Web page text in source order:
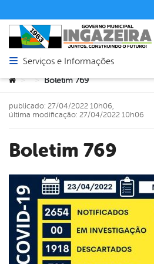
Abrir menu principal de navegação
Serviços e Informações
Você está aqui:
> > Boletim 769
Boletim 769
publicado: 27/04/2022 10h06,
última modificação: 27/04/2022 10h06